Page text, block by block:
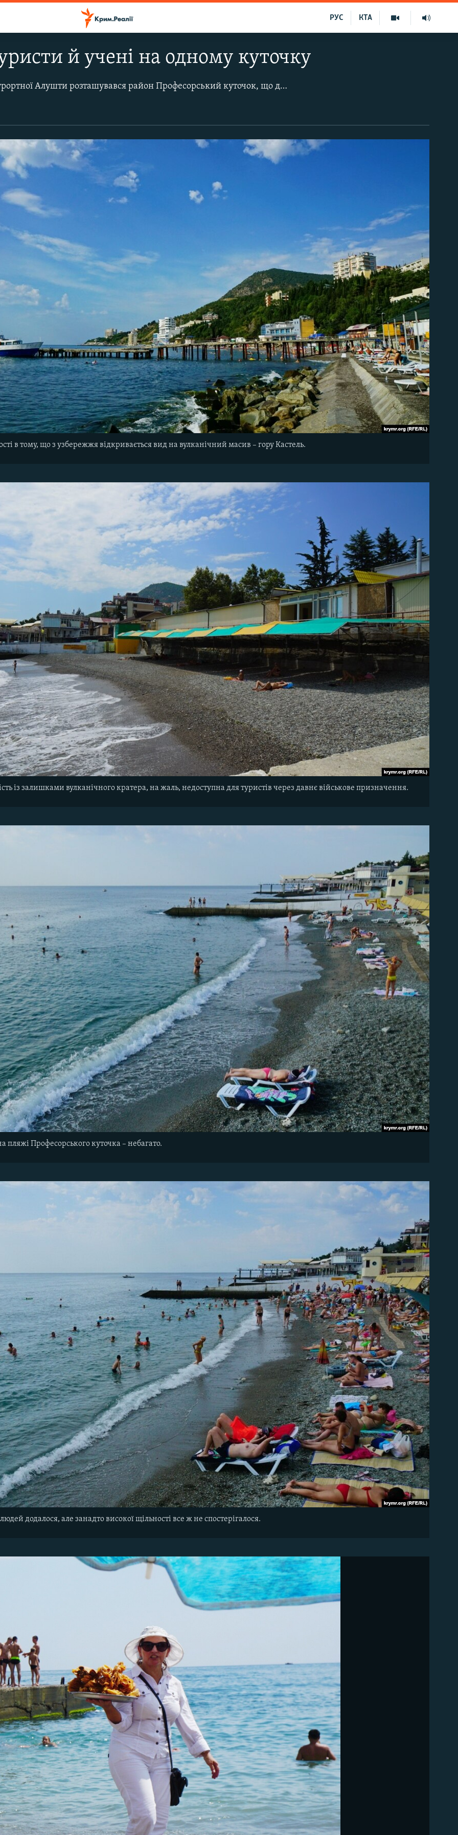
КТА
РУС
й учені на одному куточку
На західній околиці курортної Алушти розташувався район Професорський куточок, що довгий час фігурував як Робочий куточок. Унікальність місцевості в тому, що з узбережжя відкривається вид на вулканічний масив – гору Кастель. Спочатку на цій місцевості розташовувались дачні споруди по берегу Чорного моря. На початку XIX століття тут в особняку оселився відомий російський геолог Микола Головкинський, а після нього туди переїхало багато видатних учених. Звідси місцевість і отримала назву «Професорський куточок».
в тому, що з узбережжя відкривається вид на вулканічний масив – гору Кастель.
із залишками вулканічного кратера, на жаль, недоступна для туристів через давнє військове призначення.
пляжі Професорського куточка – небагато.
додалося, але занадто високої щільності все ж не спостерігалося.